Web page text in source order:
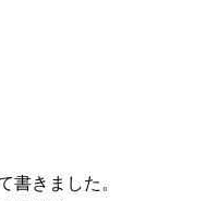
書きました。